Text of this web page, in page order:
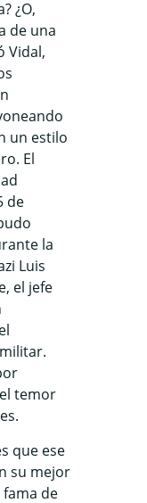
¿O,
de una
Vidal,
un estilo
El
de
la
Luis
el jefe
temor
que ese
su mejor
de